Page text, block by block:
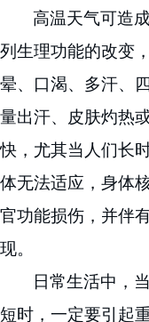
高温天气可造
列生理功能的改变
晕、口渴、多汗、
量出汗、皮肤灼热
快，尤其当人们长
体无法适应，身体
官功能损伤，并伴
现。
日常生活中，
短时，一定要引起